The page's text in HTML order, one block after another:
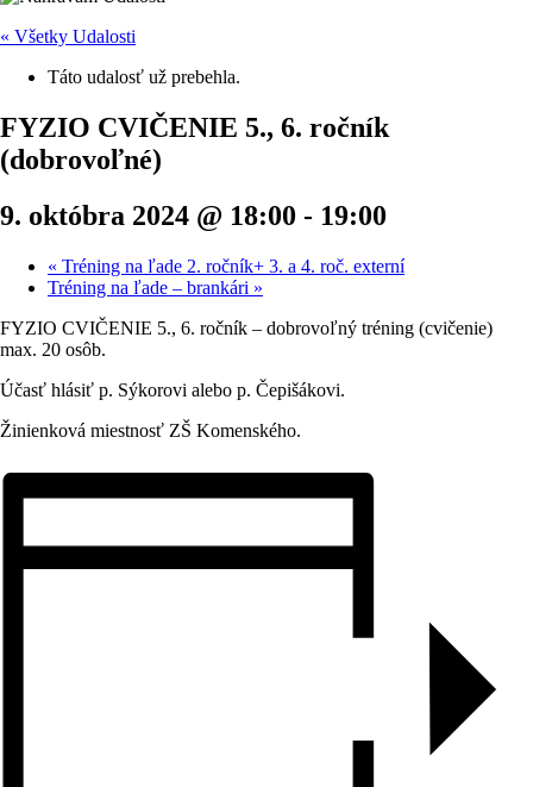
« Všetky Udalosti
Táto udalosť už prebehla.
FYZIO CVIČENIE 5., 6. ročník
(dobrovoľné)
9. októbra 2024 @ 18:00 - 19:00
« Tréning na ľade 2. ročník+ 3. a 4. roč. externí
Tréning na ľade – brankári »
FYZIO CVIČENIE 5., 6. ročník – dobrovoľný tréning (cvičenie)
max. 20 osôb.
Účasť hlásiť p. Sýkorovi alebo p. Čepišákovi.
Žinienková miestnosť ZŠ Komenského.